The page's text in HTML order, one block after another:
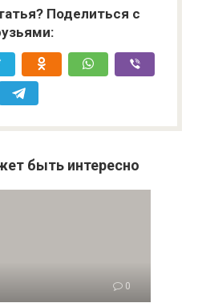
Поделиться с
быть интересно
0